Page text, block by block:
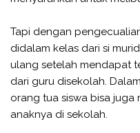
Tapi dengan
didalam kelas dari si
ulang setelah mendapat
dari guru disekolah.
orang tua siswa bisa juga
anaknya di sekolah.